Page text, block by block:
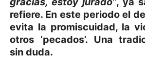
refiere. En este periodo el
evita la promiscuidad, la
otros ‘pecados’. Una
sin duda.